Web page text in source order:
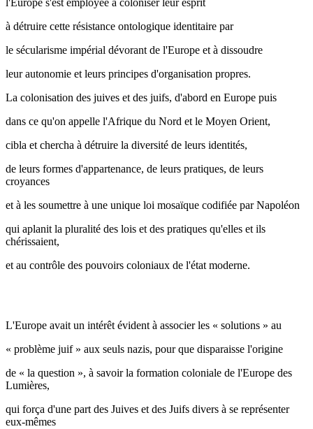
l'Europe s'est employée à coloniser leur esprit
à détruire cette résistance ontologique identitaire par
le sécularisme impérial dévorant de l'Europe et à dissoudre
leur autonomie et leurs principes d'organisation propres.
La colonisation des juives et des juifs, d'abord en Europe puis
dans ce qu'on appelle l'Afrique du Nord et le Moyen Orient,
cibla et chercha à détruire la diversité de leurs identités,
de leurs formes d'appartenance, de leurs pratiques, de leurs
croyances
et à les soumettre à une unique loi mosaïque codifiée par Napoléon
qui aplanit la pluralité des lois et des pratiques qu'elles et ils
chérissaient,
et au contrôle des pouvoirs coloniaux de l'état moderne.
L'Europe avait un intérêt évident à associer les « solutions » au
« problème juif » aux seuls nazis, pour que disparaisse l'origine
de « la question », à savoir la formation coloniale de l'Europe des
Lumières,
qui força d'une part des Juives et des Juifs divers à se représenter
eux-mêmes